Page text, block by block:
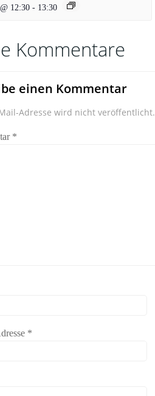
12:30 - 13:30
Kommentare
einen Kommentar
Adresse wird nicht veröffentlicht.
*
*